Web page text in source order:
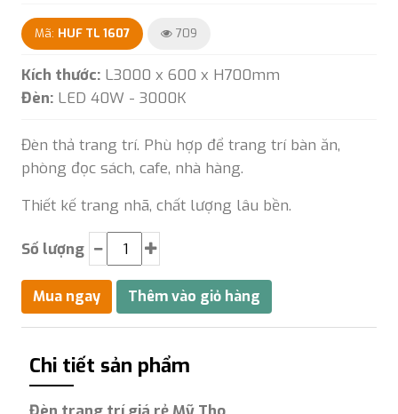
Mã: HUF TL 1607 709
Kích thước: L3000 x 600 x H700mm
Đèn: LED 40W - 3000K
Đèn thả trang trí. Phù hợp để trang trí bàn ăn,
phòng đọc sách, cafe, nhà hàng.
Thiết kế trang nhã, chất lượng lâu bền.
Số lượng
Chi tiết sản phẩm